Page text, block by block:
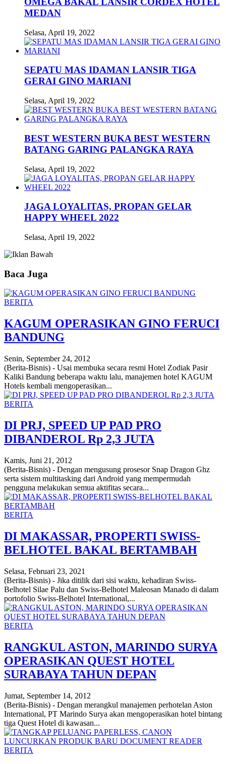
MEDAN
Selasa, April 19, 2022
SEPATU MAS IDAMAN LANSIR TIGA
GERAI GINO MARIANI
Selasa, April 19, 2022
BEST WESTERN BUKA BEST WESTERN
BATANG GARING PALANGKA RAYA
Selasa, April 19, 2022
JAGA LOYALITAS, PROPAN GELAR
HAPPY WHEEL 2022
Selasa, April 19, 2022
Baca Juga
BERITA
KAGUM OPERASIKAN GINO FERUCI
BANDUNG
Senin, September 24, 2012
(Berita-Bisnis) - Usai membuka secara resmi Hotel Zodiak Pasir
Kaliki Bandung beberapa waktu lalu, manajemen hotel KAGUM
Hotels kembali mengoperasikan...
BERITA
DI PRJ, SPEED UP PAD PRO
DIBANDEROL Rp 2,3 JUTA
Kamis, Juni 21, 2012
(Berita-Bisnis) - Dengan mengusung prosesor Snap Dragon Ghz
serta sistem multitasking dari Android yang mempermudah
pengguna melakukan semua aktifitas secara...
BERITA
DI MAKASSAR, PROPERTI SWISS-
BELHOTEL BAKAL BERTAMBAH
Selasa, Februari 23, 2021
(Berita-Bisnis) - Jika ditilik dari sisi waktu, kehadiran Swiss-
Belhotel Silae Palu dan Swiss-Belhotel Maleosan Manado di dalam
portofolio Swiss-Belhotel International,...
BERITA
RANGKUL ASTON, MARINDO SURYA
OPERASIKAN QUEST HOTEL
SURABAYA TAHUN DEPAN
Jumat, September 14, 2012
(Berita-Bisnis) - Dengan merangkul manajemen perhotelan Aston
International, PT Marindo Surya akan mengoperasikan hotel bintang
tiga Quest Hotel di kawasan...
BERITA